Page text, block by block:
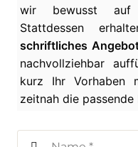
wir bewusst auf
Stattdessen
schriftliches
nachvollziehbar
kurz Ihr Vorhaben
zeitnah die